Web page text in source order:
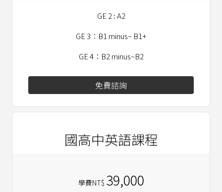
GE 2 : A2
GE 3：B1 minus~ B1+
GE 4：B2 minus~B2
免費諮詢
國高中英語課程
學費NT$ 39,000